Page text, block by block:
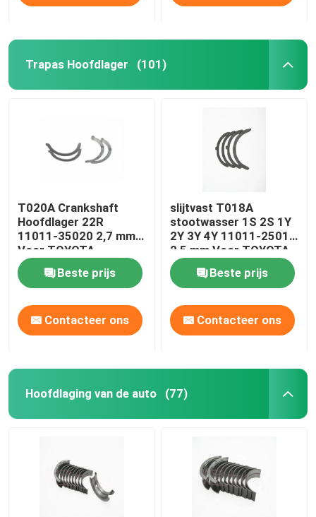
Trapas Hoofdlager (101)
T020A Crankshaft
Hoofdlager 22R
11011-35020 2,7 mm
Voor TOYOTA
Hoogtemperatuurweerstand
Beste prijs
Contacteer ons
slijtvast T018A
stootwasser 1S 2S 1Y
2Y 3Y 4Y 11011-25010
2,5 mm Voor TOYOTA
Beste prijs
Contacteer ons
Hoofdlaging van de auto (77)